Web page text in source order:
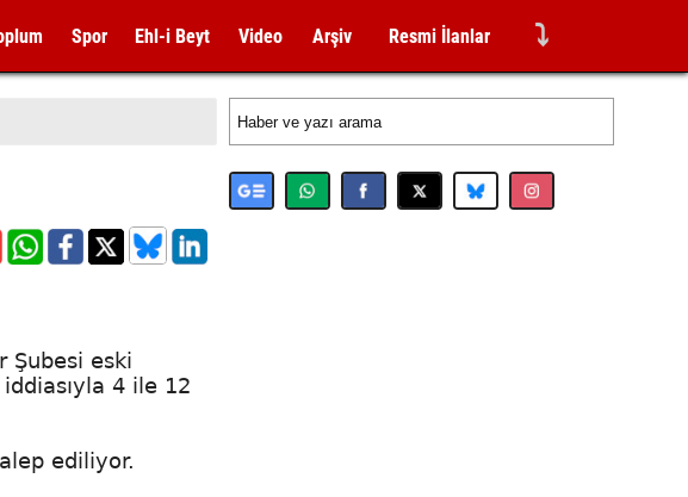
Spor Ehl-i Beyt Video Arşiv Resmi İlanlar ⤵
Şubesi eski
4 ile 12
ediliyor.